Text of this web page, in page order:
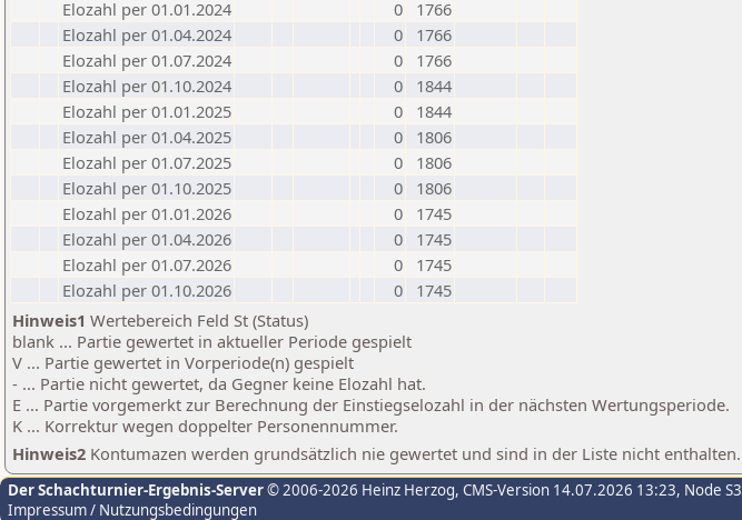
Elozahl per 01.01.2024
0
1766
Elozahl per 01.04.2024
0
1766
Elozahl per 01.07.2024
0
1766
Elozahl per 01.10.2024
0
1844
Elozahl per 01.01.2025
0
1844
Elozahl per 01.04.2025
0
1806
Elozahl per 01.07.2025
0
1806
Elozahl per 01.10.2025
0
1806
Elozahl per 01.01.2026
0
1745
Elozahl per 01.04.2026
0
1745
Elozahl per 01.07.2026
0
1745
Elozahl per 01.10.2026
0
1745
Hinweis1 Wertebereich Feld St (Status)
blank ... Partie gewertet in aktueller Periode gespielt
V ... Partie gewertet in Vorperiode(n) gespielt
- ... Partie nicht gewertet, da Gegner keine Elozahl hat.
E ... Partie vorgemerkt zur Berechnung der Einstiegselozahl in der nächsten Wertungsperiode.
K ... Korrektur wegen doppelter Personennummer.
Hinweis2 Kontumazen werden grundsätzlich nie gewertet und sind in der Liste nicht enthalten.
Der Schachturnier-Ergebnis-Server© 2006-2026 Heinz Herzog, CMS-Version 14.07.2026 13:23, Node S3
Impressum / Nutzungsbedingungen